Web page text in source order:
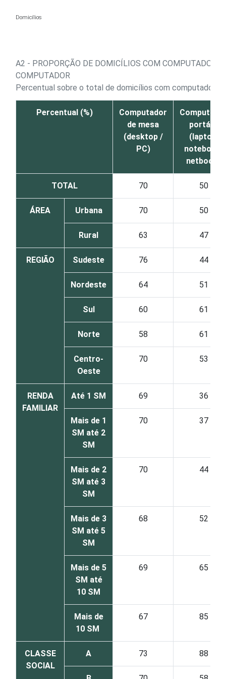
Domicílios
A2 - PROPORÇÃO DE DOMICÍLIOS COM COMPUTADOR,
COMPUTADOR
Percentual sobre o total de domicílios com computador
Percentual (%)
Computador
de mesa
(desktop /
PC)
portátil
(laptop,
notebook,
netbook)
TOTAL 70 50
ÁREA Urbana 70 50
Rural 63 47
REGIÃO Sudeste 76 44
Nordeste 64 51
Sul 60 61
Norte 58 61
Centro-
Oeste
70 53
RENDA
FAMILIAR
Até 1 SM 69 36
Mais de 1
SM até 2
SM
70 37
Mais de 2
SM até 3
SM
70 44
Mais de 3
SM até 5
SM
68 52
Mais de 5
SM até
10 SM
69 65
Mais de
10 SM
67 85
CLASSE
SOCIAL
A 73 88